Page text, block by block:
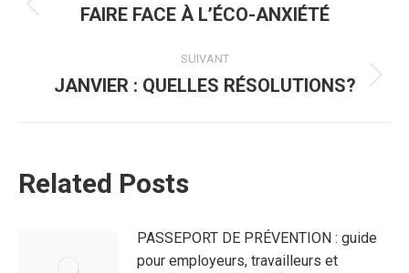
article
Article
:
FAIRE FACE À L’ÉCO-ANXIÉTÉ
SUIVANT
Article
JANVIER : QUELLES RÉSOLUTIONS?
Related Posts
PASSEPORT DE PRÉVENTION : guide
pour employeurs, travailleurs et